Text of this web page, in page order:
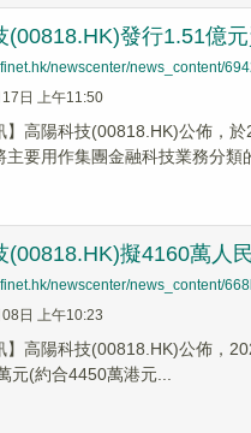
(00818.HK)發行1.51億
newscenter/news_content/
日 上午11:50
】高陽科技(00818.HK)公佈，
主要用作集團金融科技業務分類
(00818.HK)擬4160萬人
newscenter/news_content/
日 上午10:23
】高陽科技(00818.HK)公佈，
元(約合4450萬港元...